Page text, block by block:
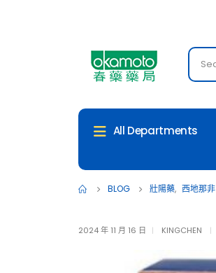
All Departments
BLOG 壯陽藥, 西地那非
2024 年 11 月 16 日 KINGCHEN